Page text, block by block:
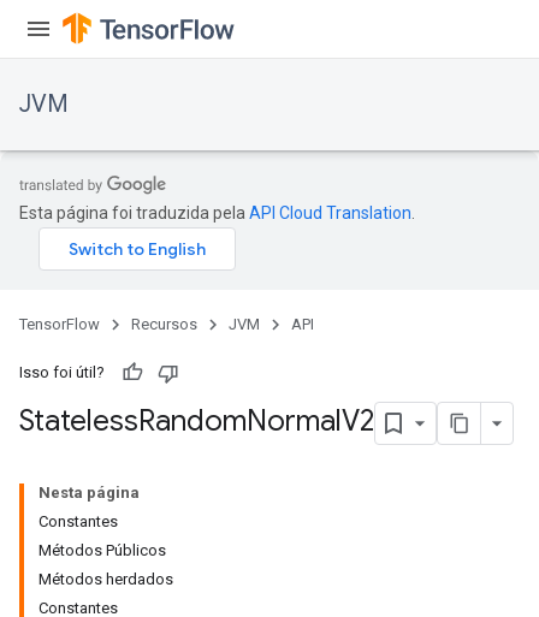
JVM
Esta página foi traduzida pela API Cloud Translation
TensorFlow Recursos JVM API
Isso foi útil?
StatelessRandomNormalV2
Nesta página
Constantes
Métodos Públicos
Métodos herdados
Constantes